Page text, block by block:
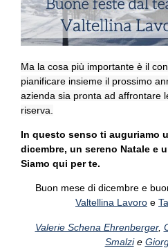
Ma la cosa più importante è il
pianificare insieme il prossimo
azienda sia pronta ad affrontare
riserva.
In questo senso ti auguriamo
dicembre, un sereno Natale e
Siamo qui per te.
Buon mese di dicembre e
Valtellina Lavoro e
Valerie Schena Ehrenberger,
Smalzie